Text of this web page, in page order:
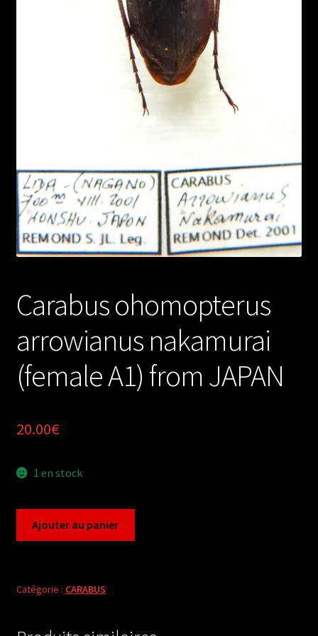
Carabus ohomopterus
arrowianus nakamurai
(female A1) from JAPAN
20.00€
1 en stock
arrowianus
Ajouter au panier
Catégorie : CARABUS